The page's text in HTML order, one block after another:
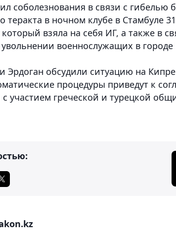
соболезнования в связи с гибелью
теракта в ночном клубе в Стамбуле
который взяла на себя ИГ, а также в
военнослужащих в городе
Эрдоган обсудили ситуацию на
процедуры приведут к
участием греческой и турецкой